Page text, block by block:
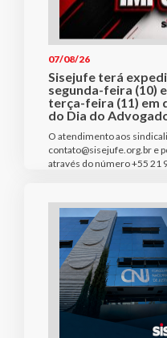
07/08/26
Sisejufe terá
segunda-feira (10)
terça-feira (11) em
do Dia do
O atendimento aos
contato@sisejufe.org.br e
através do número +55 21